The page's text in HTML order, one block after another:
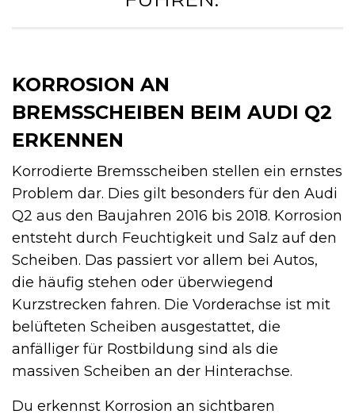
KORROSION AN
BREMSSCHEIBEN BEIM AUDI Q2
ERKENNEN
Korrodierte Bremsscheiben stellen ein ernstes
Problem dar. Dies gilt besonders für den Audi
Q2 aus den Baujahren 2016 bis 2018. Korrosion
entsteht durch Feuchtigkeit und Salz auf den
Scheiben. Das passiert vor allem bei Autos,
die häufig stehen oder überwiegend
Kurzstrecken fahren. Die Vorderachse ist mit
belüfteten Scheiben ausgestattet, die
anfälliger für Rostbildung sind als die
massiven Scheiben an der Hinterachse.
Du erkennst Korrosion an sichtbaren